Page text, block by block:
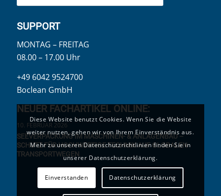
SUPPORT
MONTAG – FREITAG
08.00 – 17.00 Uhr
+49 6042 9524700
Boclean GmbH
NEUER FACHARTIKEL ONLINE:
10. FEBRUAR 2026
SEEVERPACKUNG IM MASCHINEN- & ANLAGENBAU –
SCHUTZ FÜR HOCHWERTIGE TECHNIK AUF GLOBALEN
TRANSPORTWEGEN
Diese Website benutzt Cookies. Wenn Sie die Website
weiter nutzen, gehen wir von Ihrem Einverständnis aus.
Mehr zu unseren Datenschutzrichtlinien finden Sie in
unserer Datenschutzerklärung.
Einverstanden Datenschutzerklärung